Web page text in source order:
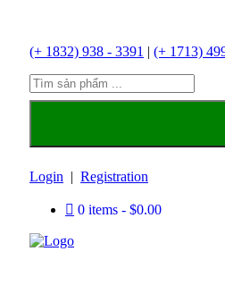
(+ 1832) 938 - 3391 | (+ 1713)
Products
search
Login | Registration
0 items $0.00